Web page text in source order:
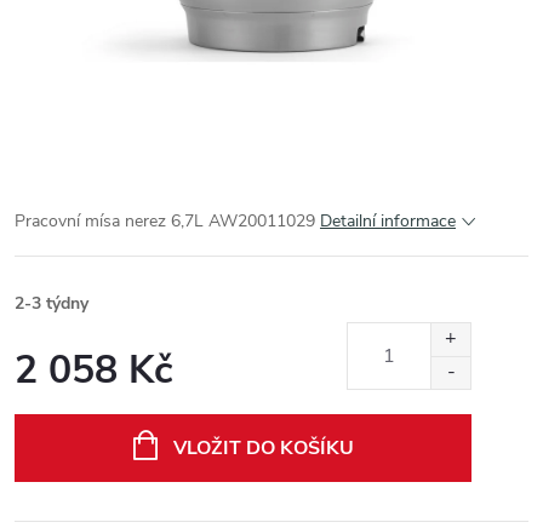
Pracovní mísa nerez 6,7L AW20011029 Detailní informace
2-3 týdny
2 058 Kč
VLOŽIT DO KOŠÍKU